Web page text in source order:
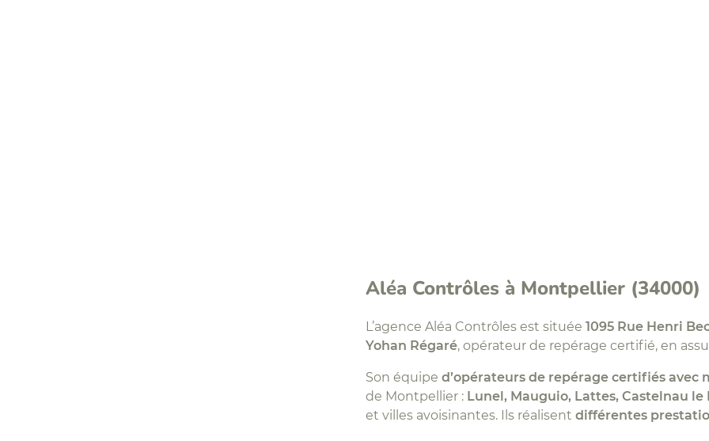
Aléa Contrôles à Montpellier (34000)
L’agence Aléa Contrôles est située 1095 Rue Henri
Yohan Régaré, opérateur de repérage certifié, en
Son équipe d’opérateurs de repérage certifiés avec
de Montpellier : Lunel, Mauguio, Lattes, Castelnau
et villes avoisinantes. Ils réalisent différentes